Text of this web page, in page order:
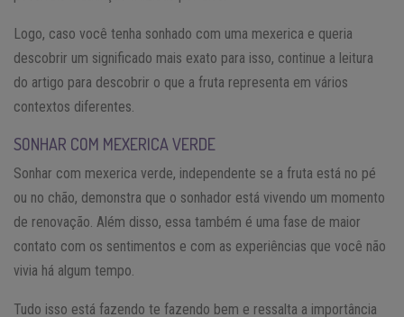
Logo, caso você tenha sonhado com uma mexerica e queria
descobrir um significado mais exato para isso, continue a leitura
do artigo para descobrir o que a fruta representa em vários
contextos diferentes.
SONHAR COM MEXERICA VERDE
Sonhar com mexerica verde, independente se a fruta está no pé
ou no chão, demonstra que o sonhador está vivendo um momento
de renovação. Além disso, essa também é uma fase de maior
contato com os sentimentos e com as experiências que você não
vivia há algum tempo.
Tudo isso está fazendo te fazendo bem e ressalta a importância